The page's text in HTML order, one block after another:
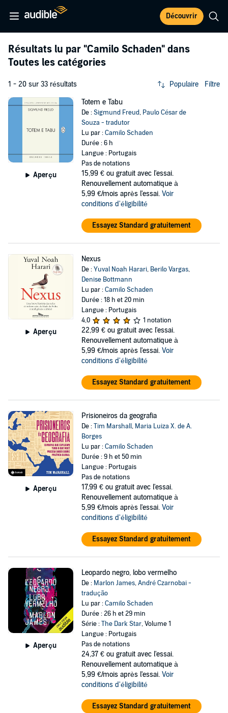
Découvrir
Résultats lu par "Camilo Schaden" dans
Toutes les catégories
1 - 20 sur 33 résultats Populaire Filtre
Aperçu
Totem e Tabu
De :Sigmund Freud, Paulo César de
Souza - tradutor
Lu par :Camilo Schaden
Durée : 6 h
Langue : Portugais
Pas de notations
15,99 € ou gratuit avec l'essai.
Renouvellement automatique à
5,99 €/mois après l'essai. Voir
conditions d'éligibilité
Essayez Standard gratuitement
Aperçu
Nexus
De :Yuval Noah Harari, Berilo Vargas,
Denise Bottmann
Lu par :Camilo Schaden
Durée : 18 h et 20 min
Langue : Portugais
4,0
1 notation
22,99 € ou gratuit avec l'essai.
Renouvellement automatique à
5,99 €/mois après l'essai. Voir
conditions d'éligibilité
Essayez Standard gratuitement
Aperçu
Prisioneiros da geografia
De :Tim Marshall, Maria Luiza X. de A.
Borges
Lu par :Camilo Schaden
Durée : 9 h et 50 min
Langue : Portugais
Pas de notations
17,99 € ou gratuit avec l'essai.
Renouvellement automatique à
5,99 €/mois après l'essai. Voir
conditions d'éligibilité
Essayez Standard gratuitement
Aperçu
Leopardo negro, lobo vermelho
De : Marlon James,André Czarnobai -
tradução
Lu par :Camilo Schaden
Durée : 26 h et 29 min
Série :The Dark Star, Volume 1
Langue : Portugais
Pas de notations
24,37 € ou gratuit avec l'essai.
Renouvellement automatique à
5,99 €/mois après l'essai. Voir
conditions d'éligibilité
Essayez Standard gratuitement